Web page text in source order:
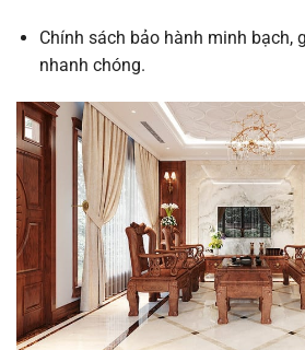
Chính sách bảo hành minh bạch,
nhanh chóng.